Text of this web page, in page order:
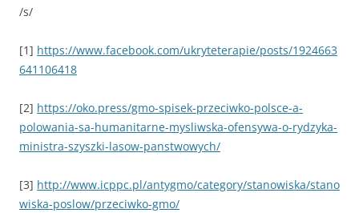
/s/
[1] https://www.facebook.com/ukryteterapie/posts/1924663
641106418
[2] https://oko.press/gmo-spisek-przeciwko-polsce-a-
polowania-sa-humanitarne-mysliwska-ofensywa-o-rydzyka-
ministra-szyszki-lasow-panstwowych/
[3] http://www.icppc.pl/antygmo/category/stanowiska/stano
wiska-poslow/przeciwko-gmo/